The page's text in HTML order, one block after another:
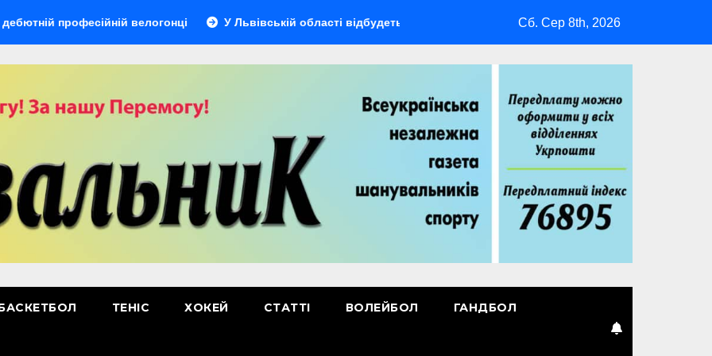
велогонці У Львівській області відбудеться мультиспортивний табір ГАРТ 2026 – як долучитися
Сб. Сер 8th, 2026
ТЕНІС ХОКЕЙ СТАТТІ ВОЛЕЙБОЛ ГАНДБОЛ